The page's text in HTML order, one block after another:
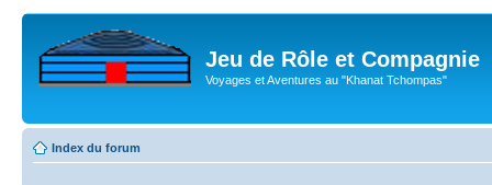
Jeu de Rôle et Compagnie
Voyages et Aventures au "Khanat Tchompas"
Index du forum